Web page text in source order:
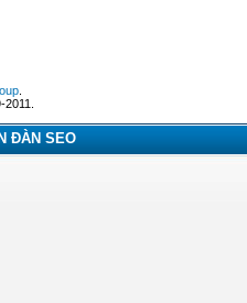
.
2011.
ĐÀN SEO